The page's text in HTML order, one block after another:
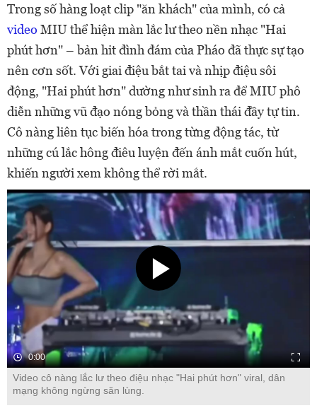
Trong số hàng loạt clip "ăn khách" của mình, có cả
video MIU thể hiện màn lắc lư theo nền nhạc "Hai
phút hơn" – bản hit đình đám của Pháo đã thực sự tạo
nên cơn sốt. Với giai điệu bắt tai và nhịp điệu sôi
động, "Hai phút hơn" dường như sinh ra để MIU phô
diễn những vũ đạo nóng bỏng và thần thái đầy tự tin.
Cô nàng liên tục biến hóa trong từng động tác, từ
những cú lắc hông điêu luyện đến ánh mắt cuốn hút,
khiến người xem không thể rời mắt.
0:00
Video cô nàng lắc lư theo điệu nhạc "Hai phút hơn" viral, dân
mạng không ngừng săn lùng.